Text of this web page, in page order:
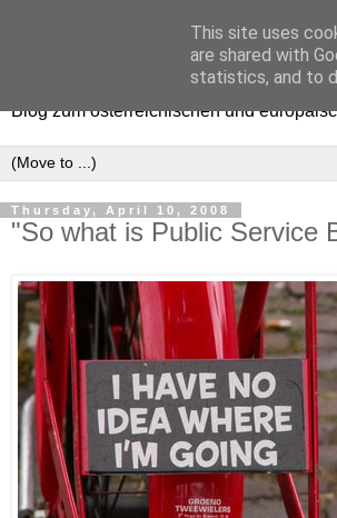
Blog zum österreichischen und
Thursday, April 10, 2008
"So what is Public Service
This site uses
are shared with
statistics, and to